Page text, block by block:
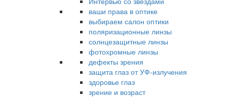
ваши права в оптике
выбираем салон оптики
поляризационные линзы
солнцезащитные линзы
фотохромные линзы
дефекты зрения
защита глаз от УФ-излучения
здоровье глаз
зрение и возраст